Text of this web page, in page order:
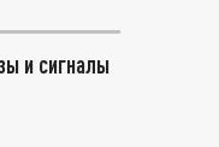
и сигналы